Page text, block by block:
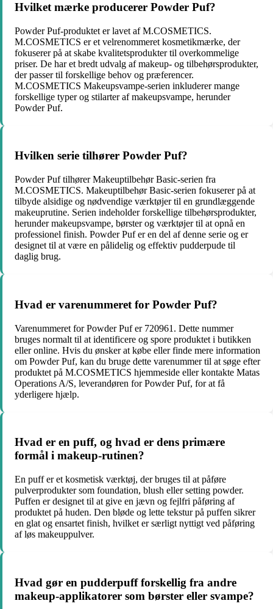
Hvilket mærke producerer Powder Puf?
Powder Puf-produktet er lavet af M.COSMETICS.
M.COSMETICS er et velrenommeret kosmetikmærke, der
fokuserer på at skabe kvalitetsprodukter til overkommelige
priser. De har et bredt udvalg af makeup- og tilbehørsprodukter,
der passer til forskellige behov og præferencer.
M.COSMETICS Makeupsvampe-serien inkluderer mange
forskellige typer og stilarter af makeupsvampe, herunder
Powder Puf.
Hvilken serie tilhører Powder Puf?
Powder Puf tilhører Makeuptilbehør Basic-serien fra
M.COSMETICS. Makeuptilbehør Basic-serien fokuserer på at
tilbyde alsidige og nødvendige værktøjer til en grundlæggende
makeuprutine. Serien indeholder forskellige tilbehørsprodukter,
herunder makeupsvampe, børster og værktøjer til at opnå en
professionel finish. Powder Puf er en del af denne serie og er
designet til at være en pålidelig og effektiv pudderpude til
daglig brug.
Hvad er varenummeret for Powder Puf?
Varenummeret for Powder Puf er 720961. Dette nummer
bruges normalt til at identificere og spore produktet i butikken
eller online. Hvis du ønsker at købe eller finde mere information
om Powder Puf, kan du bruge dette varenummer til at søge efter
produktet på M.COSMETICS hjemmeside eller kontakte Matas
Operations A/S, leverandøren for Powder Puf, for at få
yderligere hjælp.
Hvad er en puff, og hvad er dens primære
formål i makeup-rutinen?
En puff er et kosmetisk værktøj, der bruges til at påføre
pulverprodukter som foundation, blush eller setting powder.
Puffen er designet til at give en jævn og fejlfri påføring af
produktet på huden. Den bløde og lette tekstur på puffen sikrer
en glat og ensartet finish, hvilket er særligt nyttigt ved påføring
af løs makeuppulver.
Hvad gør en pudderpuff forskellig fra andre
makeup-applikatorer som børster eller svampe?